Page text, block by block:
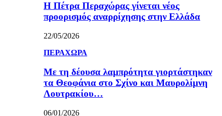
Η Πέτρα Περαχώρας γίνεται νέος
προορισμός αναρρίχησης στην Ελλάδα
22/05/2026
ΠΕΡΑΧΩΡΑ
Με τη δέουσα λαμπρότητα γιορτάστηκαν
τα Θεοφάνια στο Σχίνο και Μαυρολίμνη
Λουτρακίου…
06/01/2026